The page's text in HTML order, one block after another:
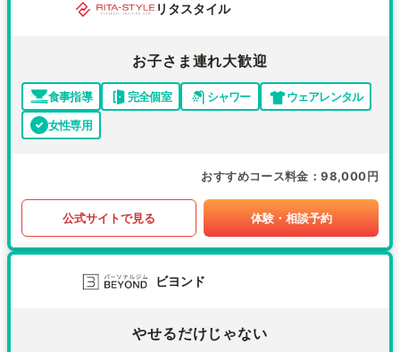
リタスタイル
お子さま連れ大歓迎
食事指導 完全個室 シャワー
ウェアレンタル
女性専用
おすすめコース料金 98,000円
公式サイトで見る 体験・相談予約
ビヨンド
やせるだけじゃない